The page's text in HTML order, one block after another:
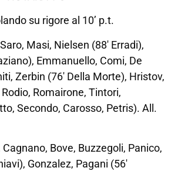
su rigore al 10’ p.t.
Masi, Nielsen (88′ Erradi),
Emmanuello, Comi, De
Zerbin (76′ Della Morte), Hristov,
Romairone, Tintori,
Secondo, Carosso, Petris). All.
Cagnano, Bove, Buzzegoli, Panico,
Gonzalez, Pagani (56′